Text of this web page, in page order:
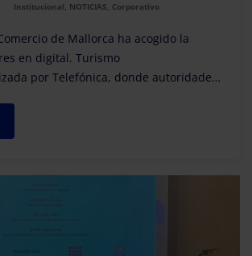
Institucional, NOTICIAS, Corporativo
de Mallorca ha acogido la
en digital. Turismo
por Telefónica, donde autoridades,